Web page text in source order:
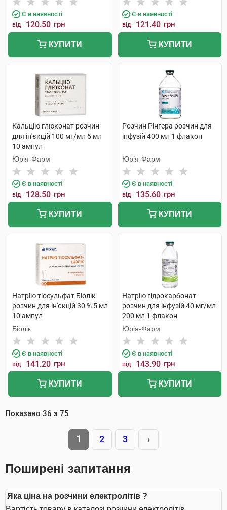
Є в наявності
від 120.50 грн
КУПИТИ
Є в наявності
від 121.40 грн
КУПИТИ
Кальцію глюконат розчин
для ін'єкцій 100 мг/мл 5 мл
10 ампул
Юрія-Фарм
Є в наявності
від 128.50 грн
КУПИТИ
Розчин Рінгера розчин для
інфузій 400 мл 1 флакон
Юрія-Фарм
Є в наявності
від 135.60 грн
КУПИТИ
Натрію тіосульфат Біолік
розчин для ін'єкцій 30 % 5 мл
10 ампул
Біолік
Є в наявності
від 141.20 грн
КУПИТИ
Натрію гідрокарбонат
розчин для інфузій 40 мг/мл
200 мл 1 флакон
Юрія-Фарм
Є в наявності
від 143.90 грн
КУПИТИ
Показано 36 з 75
1 2 3 ›
Поширені запитання
Яка ціна на розчини електролітів ?